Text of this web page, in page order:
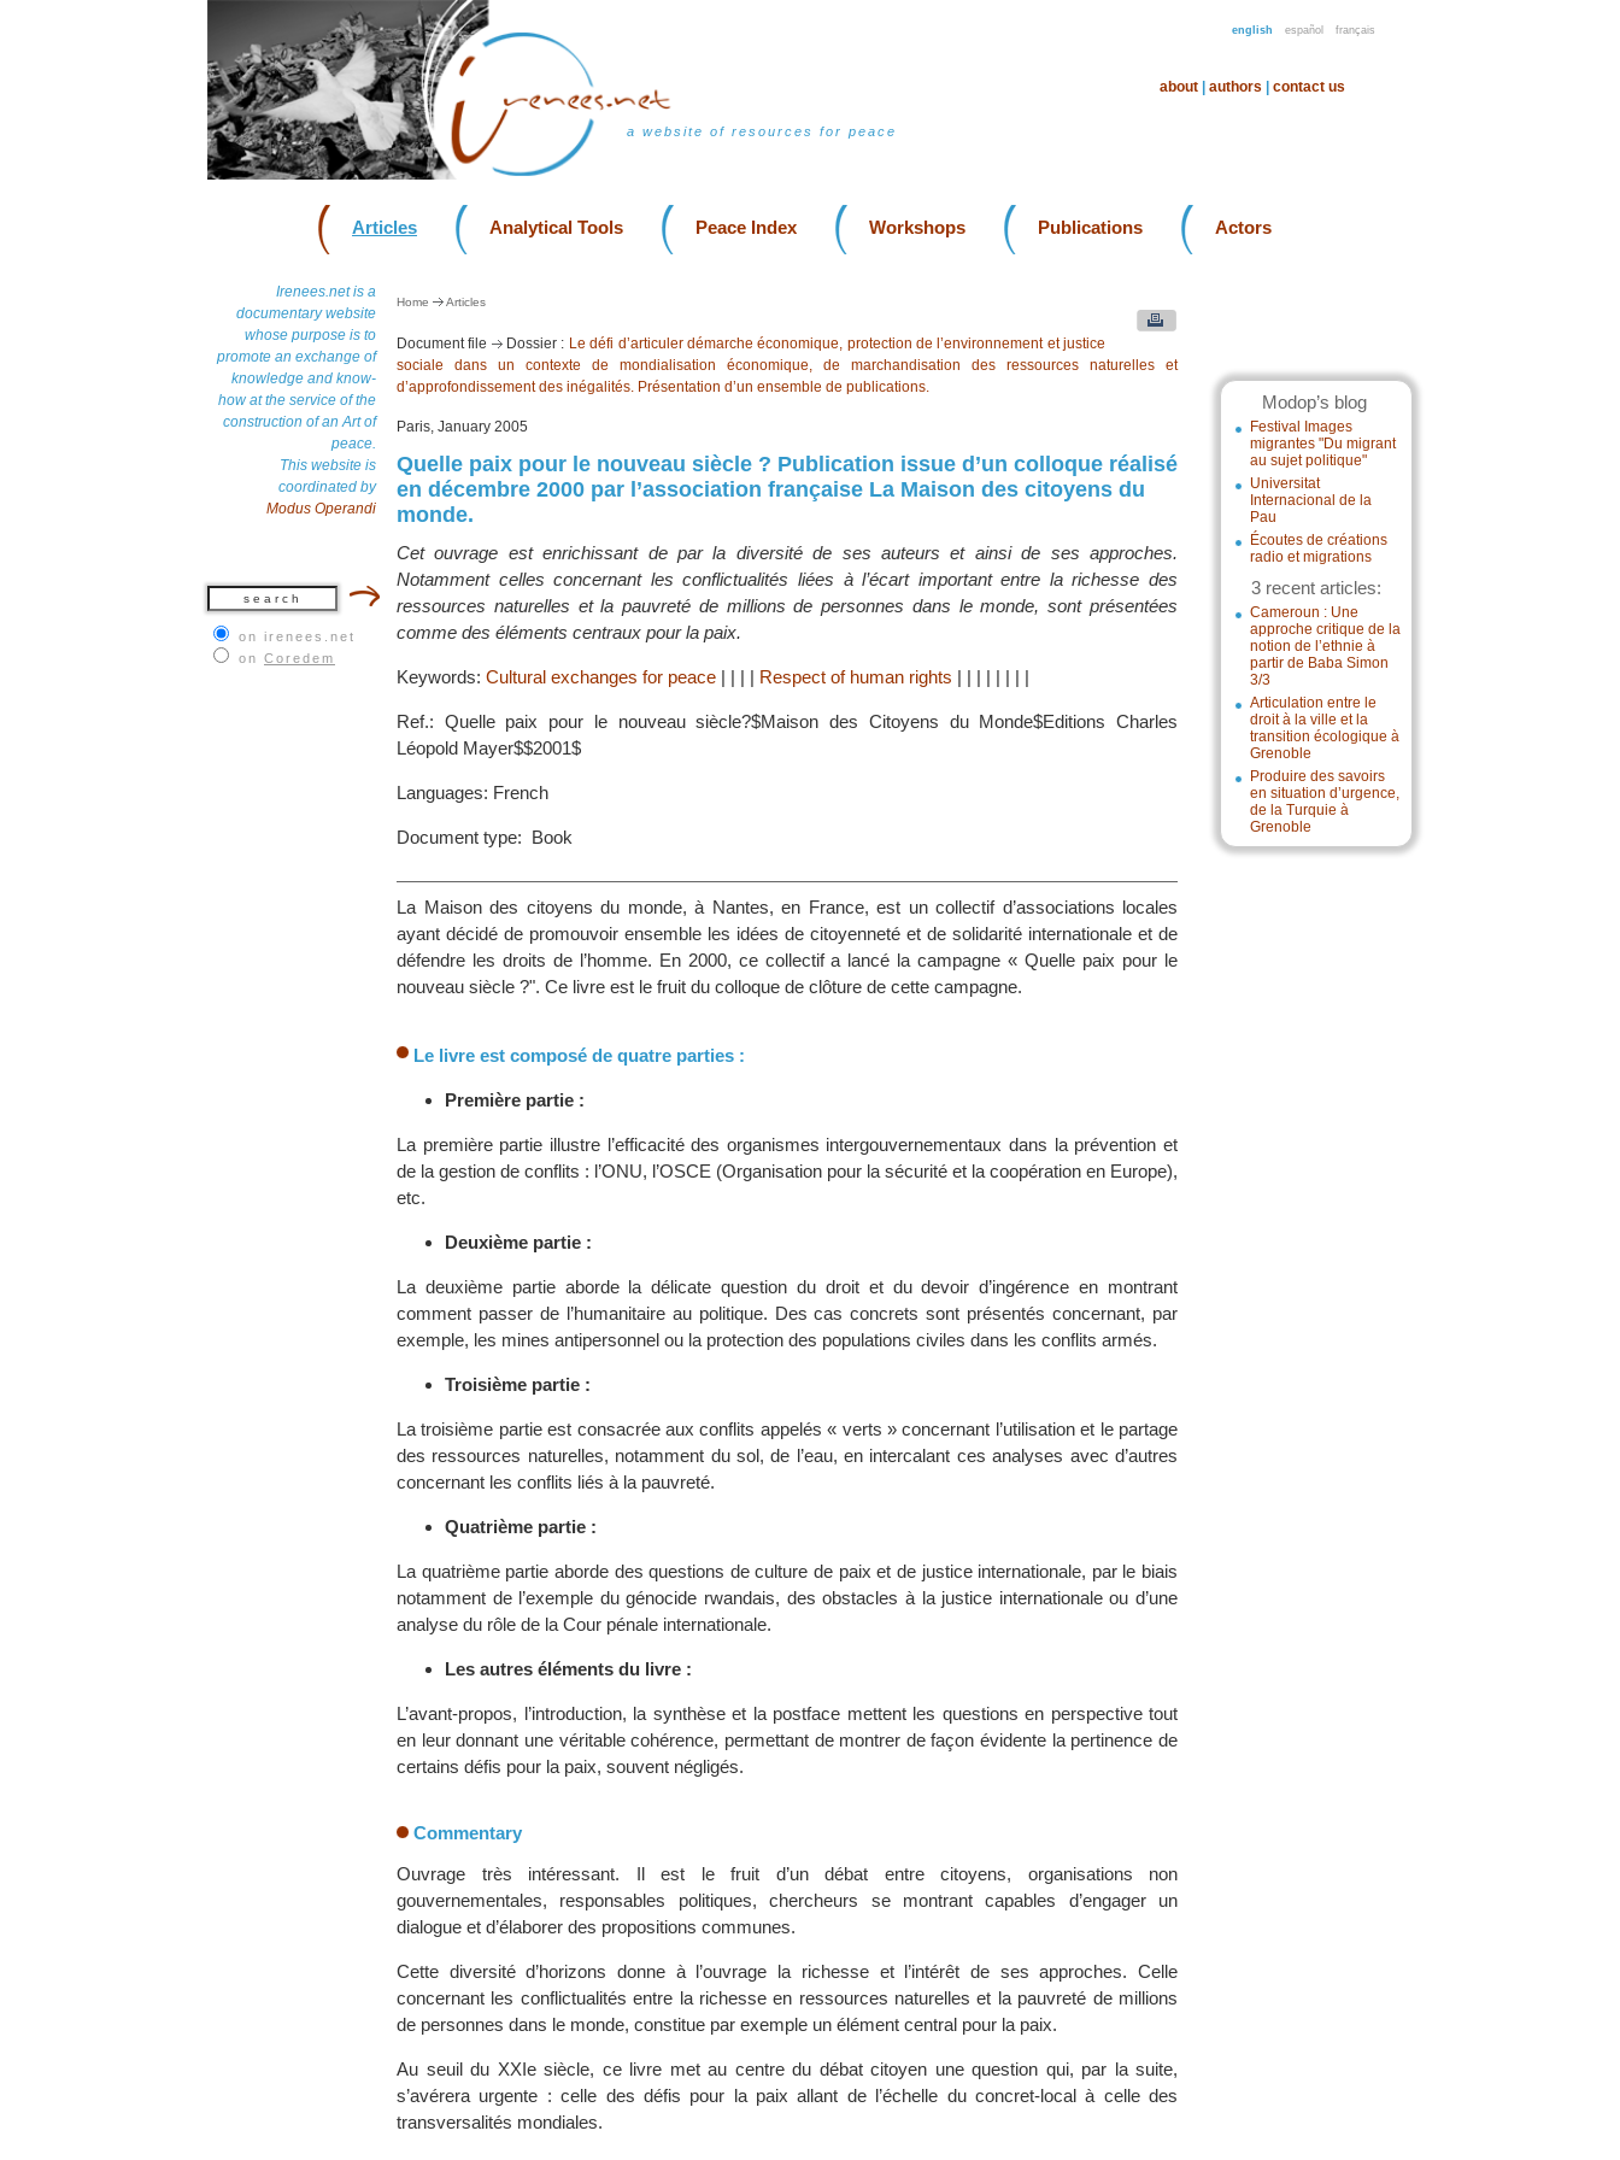
english español français
a website of resources for peace
about authors contact us
Articles Analytical Tools Peace Index Workshops Publications Actors
Irenees.net is a
documentary website
whose purpose is to
promote an exchange of
knowledge and know-
how at the service of the
construction of an Art of
peace.
This website is
coordinated by
Modus Operandi
on irenees.net
on Coredem
Modop’s blog
Festival Images
migrantes "Du migrant
au sujet politique"
Universitat
Internacional de la
Pau
Écoutes de créations
radio et migrations
3 recent articles:
Cameroun : Une
approche critique de la
notion de l’ethnie à
partir de Baba Simon
3/3
Articulation entre le
droit à la ville et la
transition écologique à
Grenoble
Produire des savoirs
en situation d’urgence,
de la Turquie à
Grenoble
Home Articles
Document file Dossier : Le défi d’articuler démarche économique, protection de l’environnement et justice
sociale dans un contexte de mondialisation économique, de marchandisation des ressources naturelles et
d’approfondissement des inégalités. Présentation d’un ensemble de publications.
Paris, January 2005
Quelle paix pour le nouveau siècle ? Publication issue d’un colloque réalisé
en décembre 2000 par l’association française La Maison des citoyens du
monde.
Cet ouvrage est enrichissant de par la diversité de ses auteurs et ainsi de ses approches.
Notamment celles concernant les conflictualités liées à l’écart important entre la richesse des
ressources naturelles et la pauvreté de millions de personnes dans le monde, sont présentées
comme des éléments centraux pour la paix.
Keywords: Cultural exchanges for peace | | | | Respect of human rights | | | | | | | |
Ref.: Quelle paix pour le nouveau siècle?$Maison des Citoyens du Monde$Editions Charles
Léopold Mayer$$2001$
Languages: French
Document type: Book
La Maison des citoyens du monde, à Nantes, en France, est un collectif d’associations locales
ayant décidé de promouvoir ensemble les idées de citoyenneté et de solidarité internationale et de
défendre les droits de l’homme. En 2000, ce collectif a lancé la campagne « Quelle paix pour le
nouveau siècle ?". Ce livre est le fruit du colloque de clôture de cette campagne.
Le livre est composé de quatre parties :
Première partie :
La première partie illustre l’efficacité des organismes intergouvernementaux dans la prévention et
de la gestion de conflits : l’ONU, l’OSCE (Organisation pour la sécurité et la coopération en Europe),
etc.
Deuxième partie :
La deuxième partie aborde la délicate question du droit et du devoir d’ingérence en montrant
comment passer de l’humanitaire au politique. Des cas concrets sont présentés concernant, par
exemple, les mines antipersonnel ou la protection des populations civiles dans les conflits armés.
Troisième partie :
La troisième partie est consacrée aux conflits appelés « verts » concernant l’utilisation et le partage
des ressources naturelles, notamment du sol, de l’eau, en intercalant ces analyses avec d’autres
concernant les conflits liés à la pauvreté.
Quatrième partie :
La quatrième partie aborde des questions de culture de paix et de justice internationale, par le biais
notamment de l’exemple du génocide rwandais, des obstacles à la justice internationale ou d’une
analyse du rôle de la Cour pénale internationale.
Les autres éléments du livre :
L’avant-propos, l’introduction, la synthèse et la postface mettent les questions en perspective tout
en leur donnant une véritable cohérence, permettant de montrer de façon évidente la pertinence de
certains défis pour la paix, souvent négligés.
Commentary
Ouvrage très intéressant. Il est le fruit d’un débat entre citoyens, organisations non
gouvernementales, responsables politiques, chercheurs se montrant capables d’engager un
dialogue et d’élaborer des propositions communes.
Cette diversité d’horizons donne à l’ouvrage la richesse et l’intérêt de ses approches. Celle
concernant les conflictualités entre la richesse en ressources naturelles et la pauvreté de millions
de personnes dans le monde, constitue par exemple un élément central pour la paix.
Au seuil du XXIe siècle, ce livre met au centre du débat citoyen une question qui, par la suite,
s’avérera urgente : celle des défis pour la paix allant de l’échelle du concret-local à celle des
transversalités mondiales.